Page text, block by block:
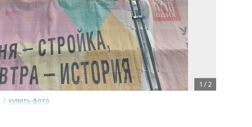
/ купить фото
1 / 2